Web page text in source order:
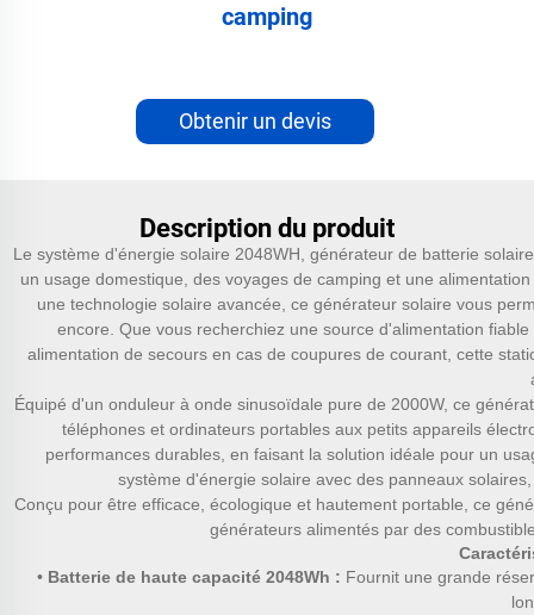
camping
Obtenir un devis
Description du produit
Le système d'énergie solaire 2048WH, générateur de batterie
un usage domestique, des voyages de camping et une
une technologie solaire avancée, ce générateur solaire vous
encore. Que vous recherchiez une source d'alimentation
alimentation de secours en cas de coupures de courant, cette
Équipé d'un onduleur à onde sinusoïdale pure de 2000W, ce
téléphones et ordinateurs portables aux petits appareils
performances durables, en faisant la solution idéale pour un
système d'énergie solaire avec des panneaux
Conçu pour être efficace, écologique et hautement portable, ce
générateurs alimentés par des
• Batterie de haute capacité 2048Wh : Fournit une grande